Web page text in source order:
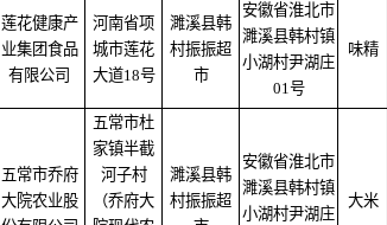
莲花健康产
业集团食品
有限公司
河南省项
城市莲花
大道18号
濉溪县韩
村振振超
市
安徽省淮北市
濉溪县韩村镇
小湖村尹湖庄
01号
味精
五常市乔府
大院农业股
五常市杜
家镇半截
河子村
（乔府大
濉溪县韩
村振振超
安徽省淮北市
濉溪县韩村镇
小湖村尹湖庄
大米